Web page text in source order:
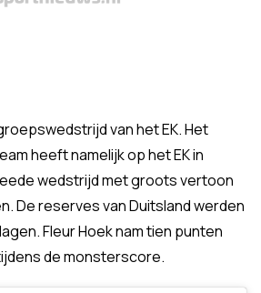
van het EK. Het
heeft namelijk op het EK in
wedstrijd met groots vertoon
De reserves van Duitsland werden
Fleur Hoek nam tien punten
de monsterscore.